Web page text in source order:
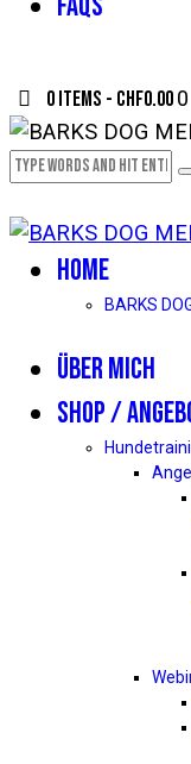
0 items - CHF0.00 0
HOME
BARKS
ÜBER MICH
SHOP /